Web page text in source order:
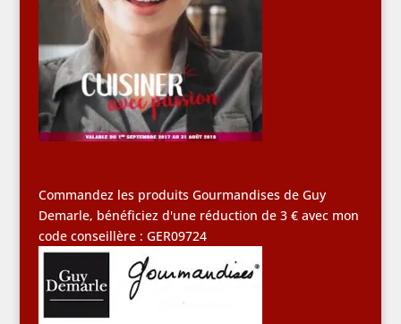
Commandez les produits Gourmandises de Guy
Demarle, bénéficiez d'une réduction de 3 € avec mon
code conseillère : GER09724